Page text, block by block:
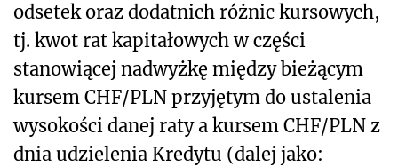
odsetek oraz dodatnich różnic kursowych,
tj. kwot rat kapitałowych w części
stanowiącej nadwyżkę między bieżącym
kursem CHF/PLN przyjętym do ustalenia
wysokości danej raty a kursem CHF/PLN z
dnia udzielenia Kredytu (dalej jako: